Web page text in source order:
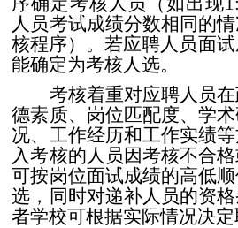
人员考试成绩分数相同的
核程序）。若应聘人员面
能确定为考核人选。
考核着重对应聘人员
德素质、岗位匹配度、学
况、工作经历和工作实绩
入考核的人员因考核不合
可按岗位面试成绩的高低
选，同时对递补人员的资
者学校可根据实际情况决定